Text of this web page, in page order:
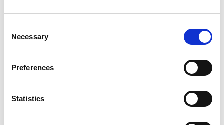
Selection
Necessary
Preferences
Statistics